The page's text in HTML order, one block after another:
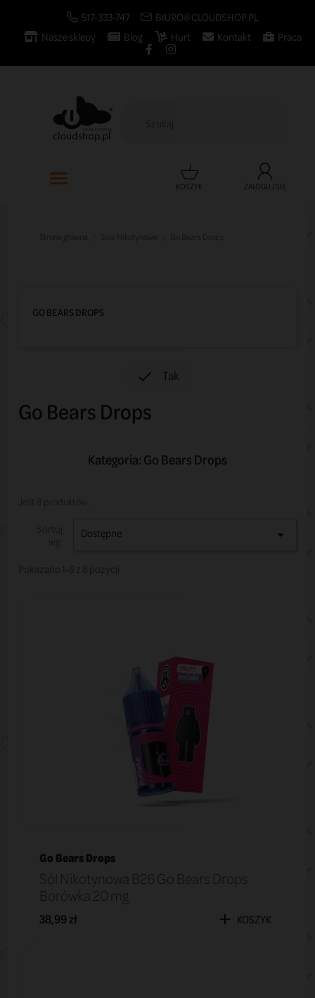
517-333-747
BIURO@CLOUDSHOP.PL
Nasze sklepy
Blog Hurt Kontakt Praca
KOSZYK ZALOGUJ SIĘ
GO BEARS DROPS
 Tak
Go Bears Drops
Kategoria: Go Bears Drops
Dostępne 
Go Bears Drops
Sól Nikotynowa B26 Go Bears Drops
Borówka 20 mg
38,99 zł KOSZYK